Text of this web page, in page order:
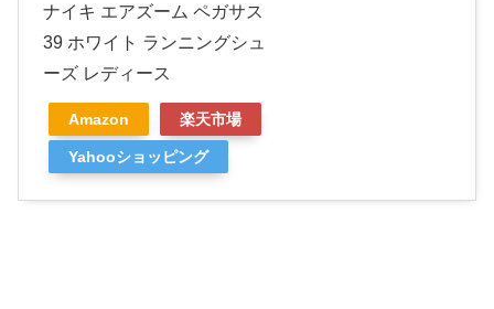
ナイキ エアズーム ペガサス
39 ホワイト ランニングシュ
ーズ レディース
Amazon 楽天市場
Yahooショッピング